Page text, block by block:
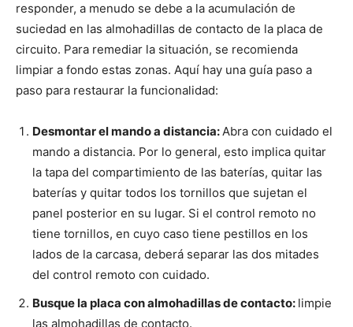
responder, a menudo se debe a la acumulación de
suciedad en las almohadillas de contacto de la placa de
circuito. Para remediar la situación, se recomienda
limpiar a fondo estas zonas. Aquí hay una guía paso a
paso para restaurar la funcionalidad:
Desmontar el mando a distancia:Abra con cuidado el
mando a distancia. Por lo general, esto implica quitar
la tapa del compartimiento de las baterías, quitar las
baterías y quitar todos los tornillos que sujetan el
panel posterior en su lugar. Si el control remoto no
tiene tornillos, en cuyo caso tiene pestillos en los
lados de la carcasa, deberá separar las dos mitades
del control remoto con cuidado.
Busque la placa con almohadillas de contacto: limpie
las almohadillas de contacto.